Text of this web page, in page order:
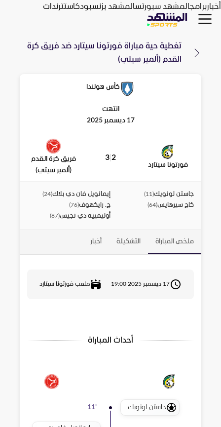
أخباربرامجالمشهد سبورتسالمشهد بزنسبودكاستترندات
تغطية حية مباراة فورتونا سيتارد ضد فريق كرة
القدم (ألمير سيتي)
كأس هولندا
انتهت
17 ديسمبر 2025
فورتونا سيتارد
2
3
فريق كرة القدم
(ألمير سيتي)
جاستن لونويك(
11
)
كاج سيرهايس(
64
)
إيمانويل فان دي بلاك(
24
)
ج. رايكهوف(
76
)
أوليفييه دي نجيس(
87
)
ملخص المباراة التشكيلة أخبار
17 ديسمبر 2025 19:00 ملعب فورتونا سيتارد
أحداث المباراة
جاستن لونويك 11'